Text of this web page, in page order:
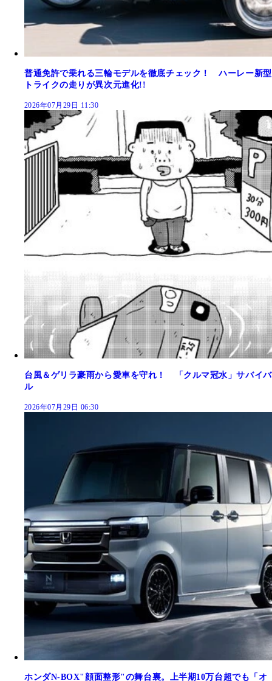
普通免許で乗れる三輪モデルを徹底チェック！ ハーレー新型
トライクの走りが異次元進化!!
2026年07月29日 11:30
台風＆ゲリラ豪雨から愛車を守れ！ 「クルマ冠水」サバイバ
ル
2026年07月29日 06:30
ホンダN-BOX"顔面整形"の舞台裏。上半期10万台超でも「オ